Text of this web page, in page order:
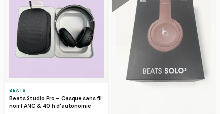
BEATS
Beats Studio Pro – Casque sans fil
noir | ANC & 40 h d'autonomie